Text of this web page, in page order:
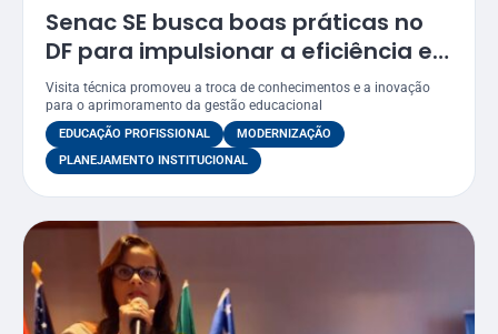
Senac SE busca boas práticas no
DF para impulsionar a eficiência e
a modernização dos seus
processos
Visita técnica promoveu a troca de conhecimentos e a inovação
para o aprimoramento da gestão educacional
EDUCAÇÃO PROFISSIONAL
MODERNIZAÇÃO
PLANEJAMENTO INSTITUCIONAL